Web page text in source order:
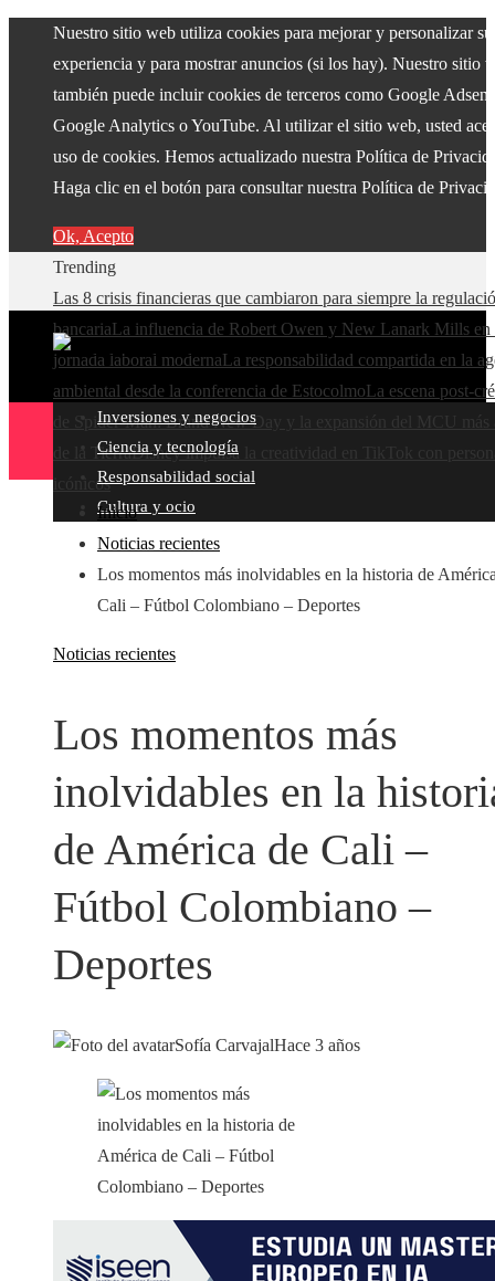
Nuestro sitio web utiliza cookies para mejorar y personalizar su
experiencia y para mostrar anuncios (si los hay). Nuestro sitio
también puede incluir cookies de terceros como Google
Google Analytics o YouTube. Al utilizar el sitio web, usted
uso de cookies. Hemos actualizado nuestra Política de
Haga clic en el botón para consultar nuestra Política de
Ok, Acepto
Trending
Las 8 crisis financieras que cambiaron para siempre la
bancariaLa influencia de Robert Owen y New Lanark Mills en
jornada laboral modernaLa responsabilidad compartida en la
ambiental desde la conferencia de EstocolmoLa escena post-
de Spider-Man: Brand New Day y la expansión del MCU más
de la TierraDisney impulsa la creatividad en TikTok con
icónicos
Inversiones y negocios
Ciencia y tecnología
Responsabilidad social
Cultura y ocio
Inicio
Noticias recientes
Los momentos más inolvidables en la historia de
Cali – Fútbol Colombiano – Deportes
Noticias recientes
Los momentos más
inolvidables en la
de América de Cali –
Fútbol Colombiano –
Deportes
Sofía CarvajalHace 3 años